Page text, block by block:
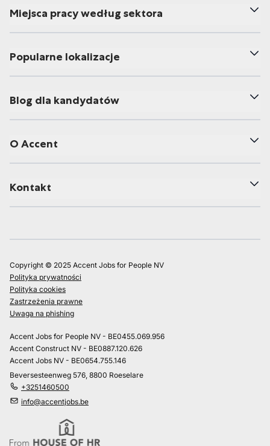
Miejsca pracy według sektora
Popularne lokalizacje
Blog dla kandydatów
O Accent
Kontakt
Copyright © 2025 Accent Jobs for People NV
Polityka prywatności
Polityka cookies
Zastrzeżenia prawne
Uwaga na phishing
Accent Jobs for People NV - BE0455.069.956
Accent Construct NV - BE0887.120.626
Accent Jobs NV - BE0654.755.146
Beversesteenweg 576, 8800 Roeselare
+3251460500
info@accentjobs.be